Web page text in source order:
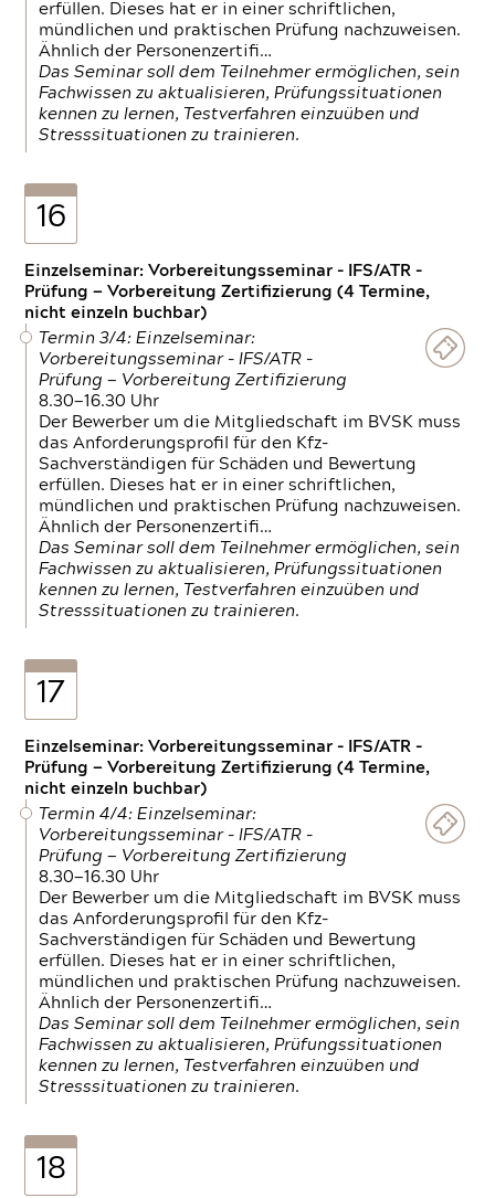
erfüllen. Dieses hat er in einer schriftlichen,
mündlichen und praktischen Prüfung nachzuweisen.
Ähnlich der Personenzertifi…
Das Seminar soll dem Teilnehmer ermöglichen, sein
Fachwissen zu aktualisieren, Prüfungssituationen
kennen zu lernen, Testverfahren einzuüben und
Stresssituationen zu trainieren.
16
Einzelseminar: Vorbereitungsseminar - IFS/ATR -
Prüfung — Vorbereitung Zertifizierung (4 Termine,
nicht einzeln buchbar)
Termin 3/4: Einzelseminar:
Vorbereitungsseminar - IFS/ATR -
Prüfung — Vorbereitung Zertifizierung
8.30—16.30 Uhr
Der Bewerber um die Mitgliedschaft im BVSK muss
das Anforderungsprofil für den Kfz-
Sachverständigen für Schäden und Bewertung
erfüllen. Dieses hat er in einer schriftlichen,
mündlichen und praktischen Prüfung nachzuweisen.
Ähnlich der Personenzertifi…
Das Seminar soll dem Teilnehmer ermöglichen, sein
Fachwissen zu aktualisieren, Prüfungssituationen
kennen zu lernen, Testverfahren einzuüben und
Stresssituationen zu trainieren.
17
Einzelseminar: Vorbereitungsseminar - IFS/ATR -
Prüfung — Vorbereitung Zertifizierung (4 Termine,
nicht einzeln buchbar)
Termin 4/4: Einzelseminar:
Vorbereitungsseminar - IFS/ATR -
Prüfung — Vorbereitung Zertifizierung
8.30—16.30 Uhr
Der Bewerber um die Mitgliedschaft im BVSK muss
das Anforderungsprofil für den Kfz-
Sachverständigen für Schäden und Bewertung
erfüllen. Dieses hat er in einer schriftlichen,
mündlichen und praktischen Prüfung nachzuweisen.
Ähnlich der Personenzertifi…
Das Seminar soll dem Teilnehmer ermöglichen, sein
Fachwissen zu aktualisieren, Prüfungssituationen
kennen zu lernen, Testverfahren einzuüben und
Stresssituationen zu trainieren.
18